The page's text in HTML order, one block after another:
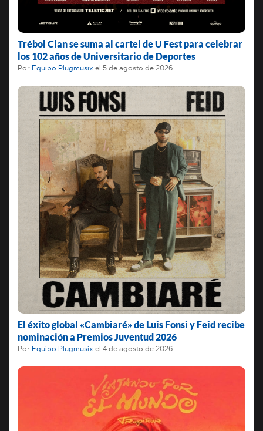
Trébol Clan se suma al cartel de U Fest para celebrar
los 102 años de Universitario de Deportes
Por Equipo Plugmusix el 5 de agosto de 2026
El éxito global «Cambiaré» de Luis Fonsi y Feid recibe
nominación a Premios Juventud 2026
Por Equipo Plugmusix el 4 de agosto de 2026